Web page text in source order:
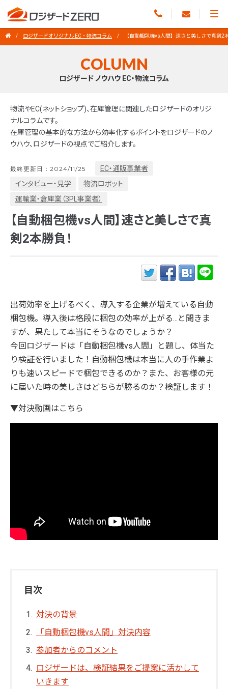
ロジザードオリジナル EC・物流コラム 【自動梱包機vs人間】速さと美しさで真剣2
COLUMN
ロジザード ノウハウ EC・物流コラム
物流やEC(ネットショップ)、在庫管理に関連したロジザードのオリジ
ナルコラムです。
在庫管理の基本的な方法から効率化するポイントをロジザードのノ
ウハウ、ロジザードの視点でご紹介します。
最終更新日：2024/11/25
EC・通販事業者
インタビュー・見学
物流ロボット
運輸業・倉庫業（3PL事業者）
【自動梱包機vs人間】速さと美しさで真
剣2本勝負！
出荷効率を上げるべく、導入する企業が増えている自動
梱包機。導入後は格段に梱包の効率が上がる...と聞きま
すが、果たして本当にそうなのでしょうか？
今回ロジザードは「自動梱包機vs人間」と題し、体当た
り検証を行いました！自動梱包機は本当に人の手作業よ
りも速いスピードで梱包できるのか？また、お客様の元
に届いた時の美しさはどちらが勝るのか？検証します！
▼対決動画はこちら
目次
対決の背景
「自動梱包機vs人間」対決内容
参加者からのコメント
ロジザードは、検証結果をご提案に活かして
いきます